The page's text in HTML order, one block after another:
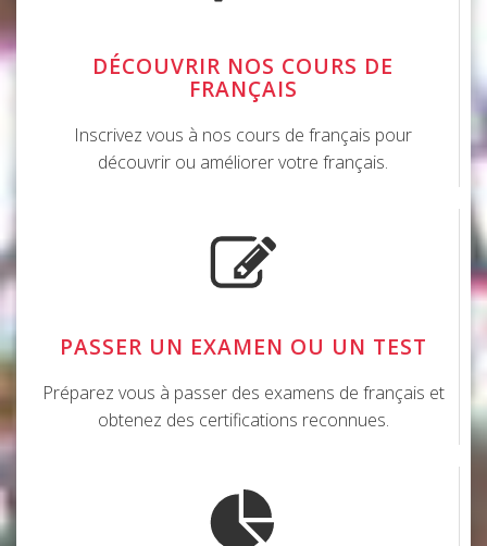
DÉCOUVRIR NOS COURS DE
FRANÇAIS
Inscrivez vous à nos cours de français pour
découvrir ou améliorer votre français.
PASSER UN EXAMEN OU UN TEST
Préparez vous à passer des examens de français et
obtenez des certifications reconnues.